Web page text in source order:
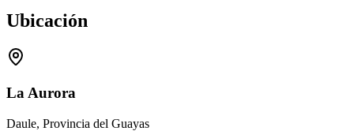
Ubicación
La Aurora
Daule, Provincia del Guayas